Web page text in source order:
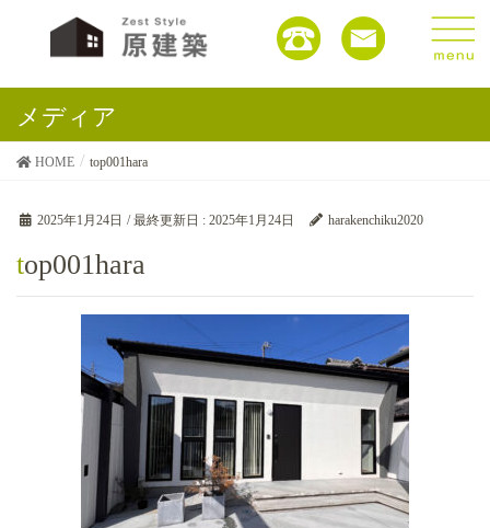
メディア
HOME top001hara
2025年1月24日 / 最終更新日 : 2025年1月24日 harakenchiku2020
top001hara